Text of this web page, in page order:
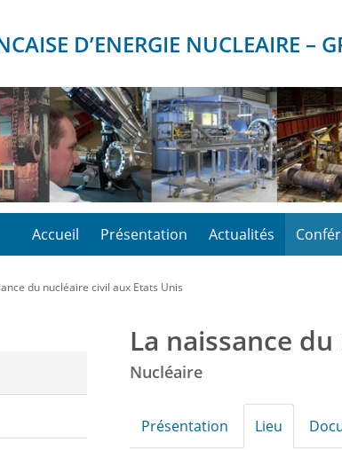
D’ENERGIE NUCLEAIRE –
Accueil Présentation Actualités
du nucléaire civil aux Etats Unis
La naissance
Nucléaire
Présentation Lieu